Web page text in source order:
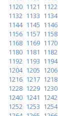
1120 1121 1122
1132 1133 1134
1144 1145 1146
1156 1157 1158
1168 1169 1170
1180 1181 1182
1192 1193 1194
1204 1205 1206
1216 1217 1218
1228 1229 1230
1240 1241 1242
1252 1253 1254